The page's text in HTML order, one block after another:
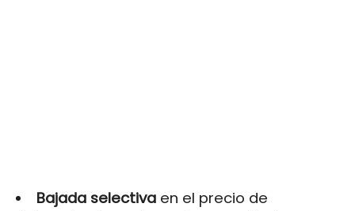
Bajada selectivaen el precio de